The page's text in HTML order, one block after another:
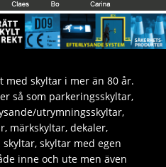
med skyltar i mer än 80 år.
så som parkeringsskyltar,
utrymningsskyltar,
märkskyltar, dekaler,
skyltar med egen
inne och ute men även